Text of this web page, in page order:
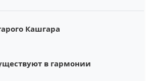
Кашгара
в гармонии